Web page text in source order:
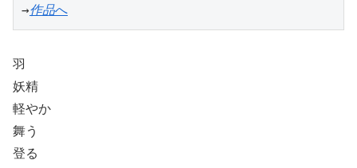
→作品へ
羽
妖精
軽やか
舞う
登る